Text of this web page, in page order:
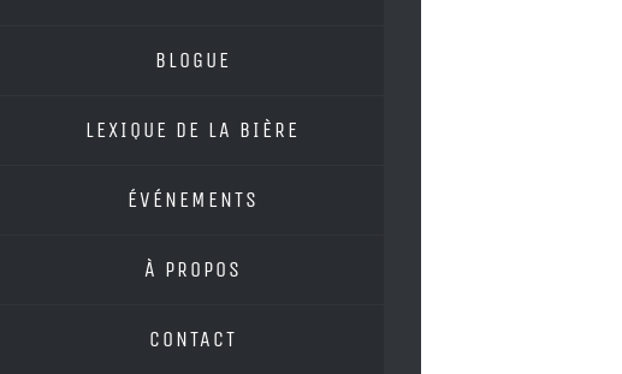
BLOGUE
LEXIQUE DE LA BIÈRE
ÉVÉNEMENTS
À PROPOS
CONTACT